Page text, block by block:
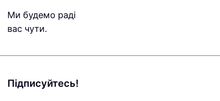
Ми будемо раді
вас чути.
Підписуйтесь!